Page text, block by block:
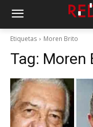
Etiquetas Moren Brito
Tag: Moren